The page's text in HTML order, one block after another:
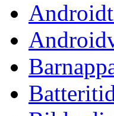
Batteritid